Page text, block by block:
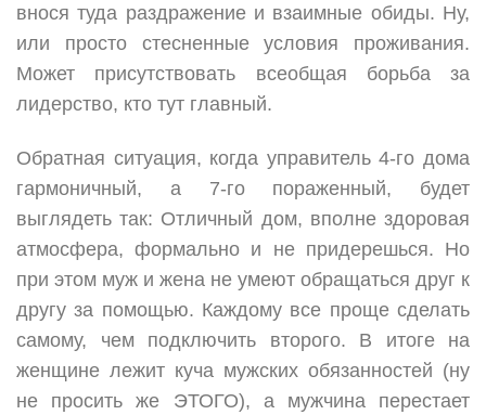
внося туда раздражение и взаимные обиды. Ну,
или просто стесненные условия проживания.
Может присутствовать всеобщая борьба за
лидерство, кто тут главный.
Обратная ситуация, когда управитель 4-го дома
гармоничный, а 7-го пораженный, будет
выглядеть так: Отличный дом, вполне здоровая
атмосфера, формально и не придерешься. Но
при этом муж и жена не умеют обращаться друг к
другу за помощью. Каждому все проще сделать
самому, чем подключить второго. В итоге на
женщине лежит куча мужских обязанностей (ну
не просить же ЭТОГО), а мужчина перестает